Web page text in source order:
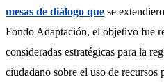
mesas de diálogo que se
Fondo Adaptación, el objetivo fue
consideradas estratégicas para la
ciudadano sobre el uso de recursos